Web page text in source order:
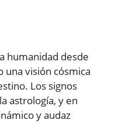
humanidad desde
visión cósmica
Los signos
astrología, y en
y audaz